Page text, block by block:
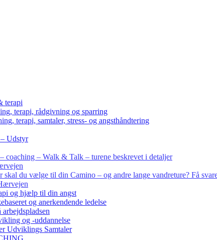
terapi
terapi, rådgivning og sparring
terapi, samtaler, stress- og angsthåndtering
Udstyr
coaching – Walk & Talk – turene beskrevet i detaljer
skal du vælge til din Camino – og andre lange vandreture? Få
og hjælp til din angst
og anerkendende ledelse
arbejdspladsen
og -uddannelse
Udviklings Samtaler